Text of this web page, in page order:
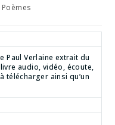
Poèmes
Paul Verlaine extrait du
audio, vidéo, écoute,
télécharger ainsi qu’un